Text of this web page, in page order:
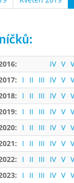
IV V
I II III IV V
I II III IV V
I II III IV V
I II III IV V
I II III IV V
I II III IV V
I II III IV V